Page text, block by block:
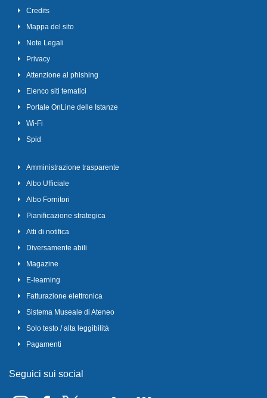
Credits
Mappa del sito
Note Legali
Privacy
Attenzione al phishing
Elenco siti tematici
Portale OnLine delle Istanze
Wi-Fi
Spid
Amministrazione trasparente
Albo Ufficiale
Albo Fornitori
Pianificazione strategica
Atti di notifica
Diversamente abili
Magazine
E-learning
Fatturazione elettronica
Sistema Museale di Ateneo
Solo testo / alta leggibilità
Pagamenti
Seguici sui social